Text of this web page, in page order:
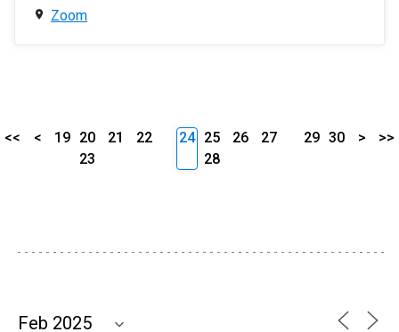
Zoom
<< < 19 20 21
22
23
24 25 26
27
28
29 30 > >>